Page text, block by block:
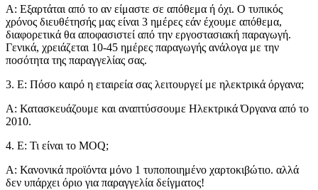
Α: Εξαρτάται από το αν είμαστε σε απόθεμα ή όχι. Ο τυπικός
χρόνος διευθέτησής μας είναι 3 ημέρες εάν έχουμε απόθεμα,
διαφορετικά θα αποφασιστεί από την εργοστασιακή παραγωγή.
Γενικά, χρειάζεται 10-45 ημέρες παραγωγής ανάλογα με την
ποσότητα της παραγγελίας σας.
3. Ε: Πόσο καιρό η εταιρεία σας λειτουργεί με ηλεκτρικά όργανα;
Α: Κατασκευάζουμε και αναπτύσσουμε Ηλεκτρικά Όργανα από το
2010.
4. Ε: Τι είναι το MOQ;
Α: Κανονικά προϊόντα μόνο 1 τυποποιημένο χαρτοκιβώτιο. αλλά
δεν υπάρχει όριο για παραγγελία δείγματος!